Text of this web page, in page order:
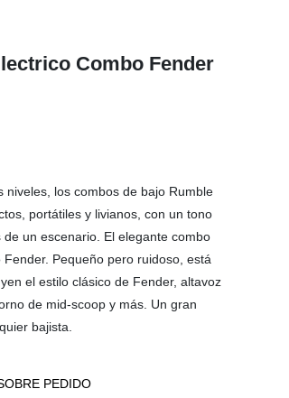
Combo Fender
niveles, los combos de bajo Rumble
portátiles y livianos, con un tono
un escenario. El elegante combo
Pequeño pero ruidoso, está
el estilo clásico de Fender, altavoz
de mid-scoop y más. Un gran
bajista.
PEDIDO